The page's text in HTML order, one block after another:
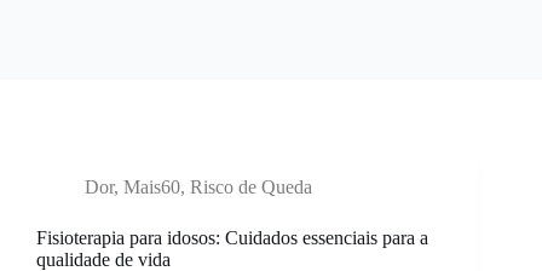
Dor, Mais60, Risco de Queda
Fisioterapia para idosos: Cuidados essenciais para a
qualidade de vida